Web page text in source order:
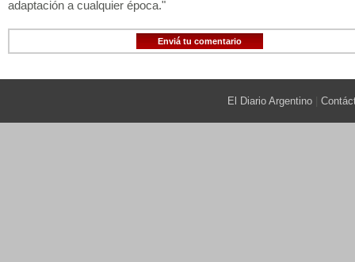
adaptación a cualquier época."
Enviá tu comentario
El Diario Argentino